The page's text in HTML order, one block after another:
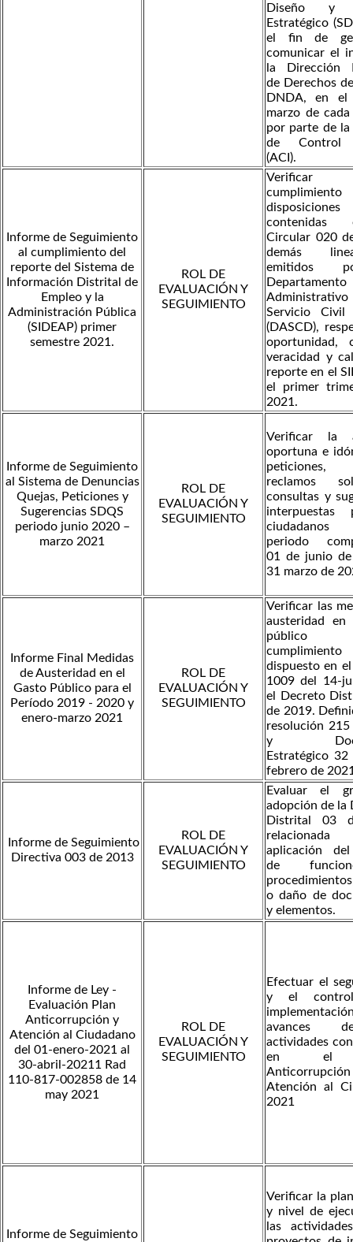
Diseño y
Estratégico
el fin de
comunicar el
la Dirección
de Derechos
DNDA, en el
marzo de
por parte de la
de Control
(ACI).
Informe de Seguimiento
al cumplimiento del
reporte del Sistema de
Información Distrital de
Empleo y la
Administración Pública
(SIDEAP) primer
semestre 2021.
ROL DE
EVALUACIÓN Y
SEGUIMIENTO
disposiciones
Circular 020
demás
emitidos
Departamento
Servicio Civil
(DASCD),
oportunidad,
veracidad y
reporte en el
el primer
2021.
Informe de Seguimiento
al Sistema de Denuncias
Quejas, Peticiones y
Sugerencias SDQS
periodo junio 2020 –
marzo 2021
ROL DE
EVALUACIÓN Y
SEGUIMIENTO
Verificar la
oportuna e
peticiones,
reclamos
consultas y
periodo
01 de junio
31 marzo de
Informe Final Medidas
de Austeridad en el
Gasto Público para el
Período 2019 - 2020 y
enero-marzo 2021
ROL DE
EVALUACIÓN Y
SEGUIMIENTO
Verificar las
austeridad en
dispuesto en
1009 del 14-
el Decreto
de 2019.
resolución
y
Estratégico
febrero de
Informe de Seguimiento
Directiva 003 de 2013
ROL DE
EVALUACIÓN Y
SEGUIMIENTO
Evaluar el
adopción de la
Distrital 03
aplicación
de
o daño de
y elementos.
Informe de Ley -
Evaluación Plan
Anticorrupción y
Atención al Ciudadano
del 01-enero-2021 al
30-abril-20211 Rad
110-817-002858 de 14
may 2021
ROL DE
EVALUACIÓN Y
SEGUIMIENTO
Efectuar el
y el
avances
actividades
en el
Atención al
2021
Informe de Seguimiento
Verificar la
y nivel de
las